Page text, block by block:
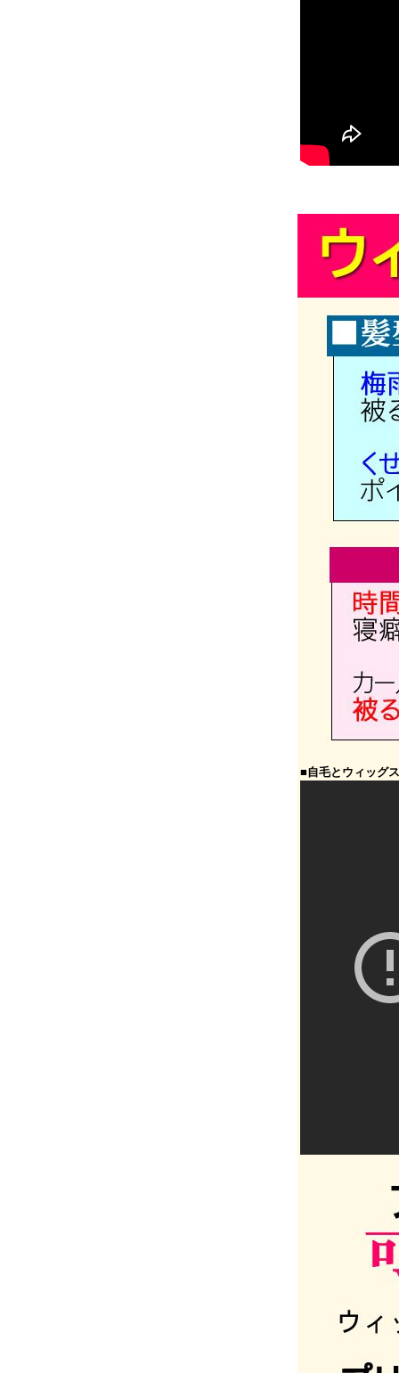
■自毛とウィッグ